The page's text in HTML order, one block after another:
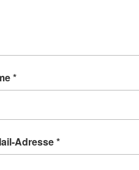
*
Adresse*